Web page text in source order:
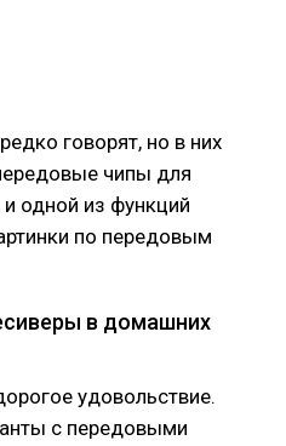
говорят, но в них
чипы для
одной из функций
по передовым
в домашних
удовольствие.
с передовыми